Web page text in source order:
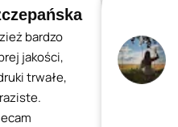
bardzo
jakości,
trwałe,